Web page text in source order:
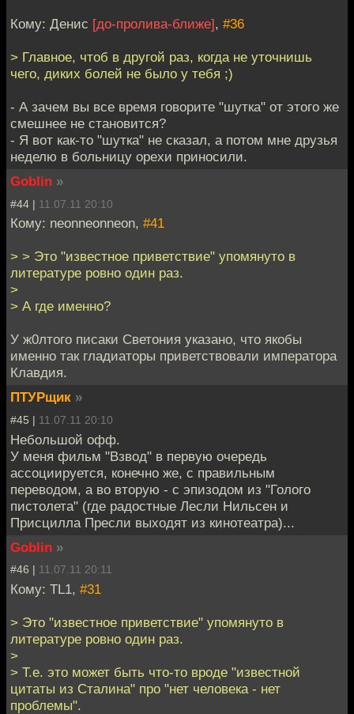
Кому: Денис [до-пролива-ближе], #36
> Главное, чтоб в другой раз, когда не уточнишь
чего, диких болей не было у тебя ;)
- А зачем вы все время говорите "шутка" от этого же
смешнее не становится?
- Я вот как-то "шутка" не сказал, а потом мне друзья
неделю в больницу орехи приносили.
Goblin »
#44 | 11.07.11 20:10
Кому: neonneonneon, #41
> > Это "известное приветствие" упомянуто в
литературе ровно один раз.
>
> А где именно?
У ж0лтого писаки Светония указано, что якобы
именно так гладиаторы приветствовали императора
Клавдия.
ПТУРщик »
#45 | 11.07.11 20:10
Небольшой офф.
У меня фильм "Взвод" в первую очередь
ассоциируется, конечно же, с правильным
переводом, а во вторую - с эпизодом из "Голого
пистолета" (где радостные Лесли Нильсен и
Присцилла Пресли выходят из кинотеатра)...
Goblin »
#46 | 11.07.11 20:11
Кому: TL1, #31
> Это "известное приветствие" упомянуто в
литературе ровно один раз.
>
> Т.е. это может быть что-то вроде "известной
цитаты из Сталина" про "нет человека - нет
проблемы".